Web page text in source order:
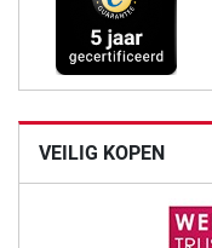
VEILIG KOPEN